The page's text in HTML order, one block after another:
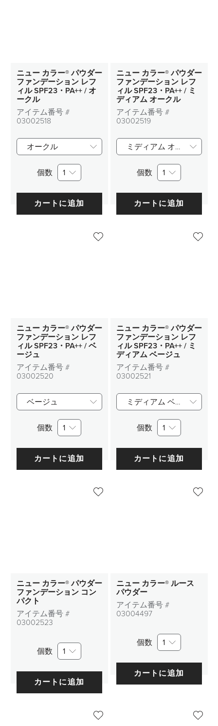
ニュー カラー® パウダー
ファンデーション レフ
ィル SPF23・PA++ / オ
ークル
アイテム番号 #
03002518
オークル
個数 1
カートに追加
ニュー カラー® パウダー
ファンデーション レフ
ィル SPF23・PA++ / ミ
ディアム オークル
アイテム番号 #
03002519
ミディアム オークル
個数 1
カートに追加
ニュー カラー® パウダー
ファンデーション レフ
ィル SPF23・PA++ / ベ
ージュ
アイテム番号 #
03002520
ベージュ
個数 1
カートに追加
ニュー カラー® パウダー
ファンデーション レフ
ィル SPF23・PA++ / ミ
ディアム ベージュ
アイテム番号 #
03002521
ミディアム ベージュ
個数 1
カートに追加
ニュー カラー® パウダー
ファンデーション コン
パクト
アイテム番号 #
03002523
個数 1
カートに追加
ニュー カラー® ルース
パウダー
アイテム番号 #
03004497
個数 1
カートに追加